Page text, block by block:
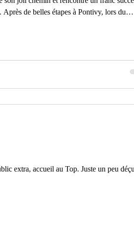
Après de belles étapes à Pontivy, lors du
faire escale au Prato à Lille. Hâte de
« Pas Bête » , on peut offic
extra, accueil au Top. Juste un peu